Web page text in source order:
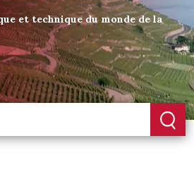
et technique du monde de la